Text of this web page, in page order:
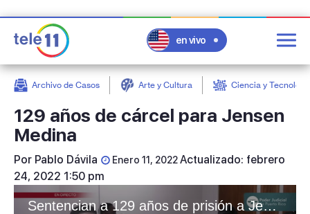
en vivo
Archivo de Casos Arte y Cultura Ciencia y
129 años de cárcel para Jensen
Medina
Por Pablo Dávila Enero 11, 2022Actualizado: febrero
24, 2022 1:50 pm
Sentencian a 129 años de prisión a Jensen Medina Cardona
post